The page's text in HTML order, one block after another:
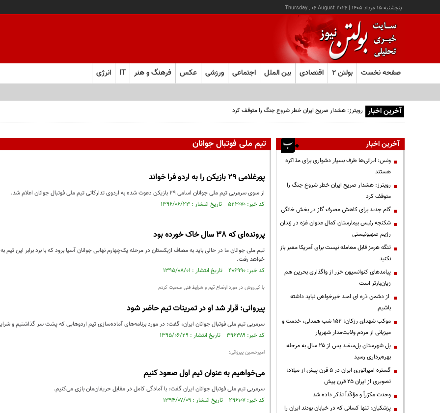
پنجشنبه ۱۵ مرداد ۱۴۰۵ |
Thursday , 06 August 2026
صفحه نخست بولتن ۲ اقتصادی بین الملل اجتماعی ورزشی عکس فرهنگ و هنر IT انرژی
آخرین اخبار رویترز: هشدار صریح ایران خطر شروع جنگ را متوقف کرد
تیم ملی فوتبال جوانان
پورغلامی 29 بازیکن را به اردو فرا خواند
از سوی سرمربی تیم ملی جوانان اسامی 29 بازیکن دعوت شده به اردوی تدارکاتی تیم ملی فوتبال جوانان اعلام شد.
کد خبر: ۵۲۳۰۷۰ تاریخ انتشار : ۱۳۹۶/۰۶/۲۳
پرونده‌ای که 38 سال خاک خورده بود
تیم ملی جوانان ما در حالی باید به مصاف ازبکستان در مرحله یک‌چهارم نهایی جوانان آسیا برود که با برد برابر این
خواهد رفت.
کد خبر: ۴۰۶۹۹۰ تاریخ انتشار : ۱۳۹۵/۰۸/۰۱
با کی‌روش در مورد اوضاع تیم و شرایط فنی صحبت کردم
پیروانی: قرار شد او در تمرینات تیم حاضر شود
سرمربی تیم ملی فوتبال جوانان ایران، گفت: در مورد برنامه‌های آماده‌سازی تیم اردوهایی که پشت سر گذاشتیم و
کد خبر: ۳۹۶۳۸۹ تاریخ انتشار : ۱۳۹۵/۰۶/۲۹
امیرحسین پیروانی:
می‌خواهیم به عنوان تیم اول صعود کنیم
سرمربی تیم ملی فوتبال جوانان ایران گفت: با آمادگی کامل در مقابل حریفان‌مان بازی می‌کنیم.
کد خبر: ۲۹۶۱۰۷ تاریخ انتشار : ۱۳۹۴/۰۷/۰۹
آخرین اخبار
ونس: ایرانی‌ها طرف بسیار دشواری برای مذاکره
هستند
رویترز: هشدار صریح ایران خطر شروع جنگ را
متوقف کرد
گام جدید برای کاهش مصرف گاز در بخش خانگی
شکنجه رئیس بیمارستان کمال عدوان غزه در زندان
رژیم صهیونیستی
تنگه هرمز قابل معامله نیست برای آمریکا معبر باز
نکنید
پیامدهای کنوانسیون خزر از واگذاری بحرین هم
زیان‌بارتر است
از دشمن ذره ای امید خیرخواهی نباید داشته
باشیم
موکب شهدای رزکان؛ ۱۵۲ شب همدلی، خدمت و
میزبانی از مردم ولایت‌مدار شهریار
پل شهرستان پل‌سفید پس از ۲۵ سال به مرحله
بهره‌برداری رسید
گستره امپراتوری ایران در ۵ قرن پیش از میلاد؛
تصویری از ایران ۲۵ قرن پیش
وحدت مکرّراً و مؤکّداً تذکر داده شد
پزشکیان: تنها کسانی که در خیابان بودند ایران را